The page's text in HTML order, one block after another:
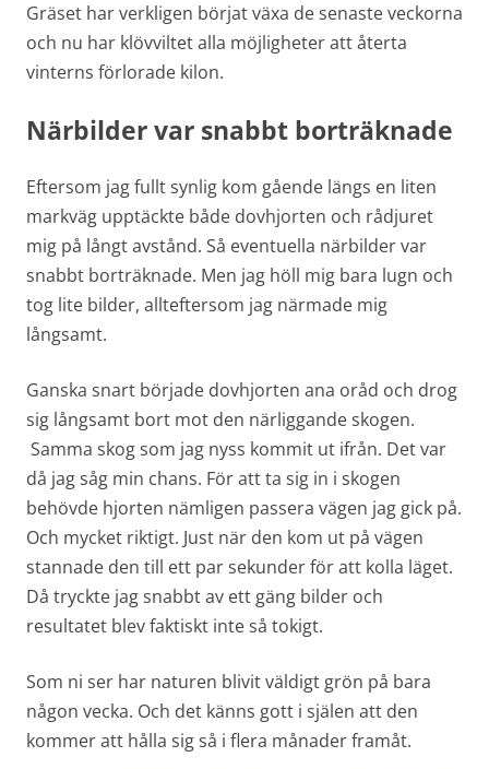
Gräset har verkligen börjat växa de senaste veckorna
och nu har klövviltet alla möjligheter att återta
vinterns förlorade kilon.
Närbilder var snabbt borträknade
Eftersom jag fullt synlig kom gående längs en liten
markväg upptäckte både dovhjorten och rådjuret
mig på långt avstånd. Så eventuella närbilder var
snabbt borträknade. Men jag höll mig bara lugn och
tog lite bilder, allteftersom jag närmade mig
långsamt.
Ganska snart började dovhjorten ana oråd och drog
sig långsamt bort mot den närliggande skogen.
Samma skog som jag nyss kommit ut ifrån. Det var
då jag såg min chans. För att ta sig in i skogen
behövde hjorten nämligen passera vägen jag gick på.
Och mycket riktigt. Just när den kom ut på vägen
stannade den till ett par sekunder för att kolla läget.
Då tryckte jag snabbt av ett gäng bilder och
resultatet blev faktiskt inte så tokigt.
Som ni ser har naturen blivit väldigt grön på bara
någon vecka. Och det känns gott i själen att den
kommer att hålla sig så i flera månader framåt.